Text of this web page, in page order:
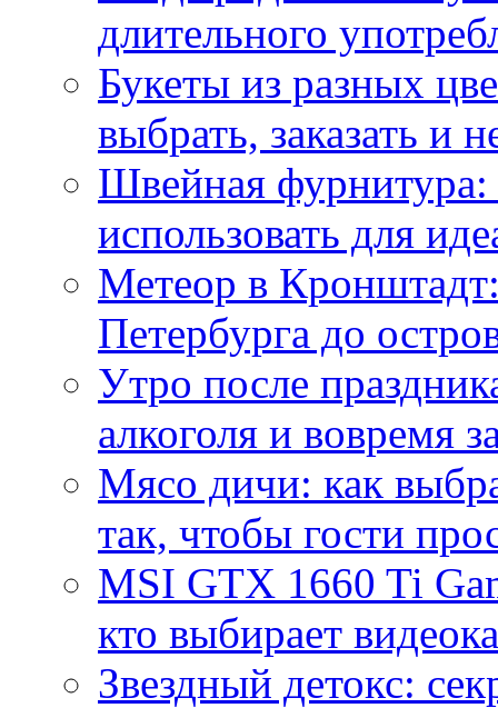
длительного
Букеты из разных
выбрать, заказать и
Швейная фурнитура:
использовать для
Метеор в
Петербурга до
Утро после
алкоголя и вовремя
Мясо дичи: как
так, чтобы гости
MSI GTX 1660 Ti
кто выбирает
Звездный детокс: